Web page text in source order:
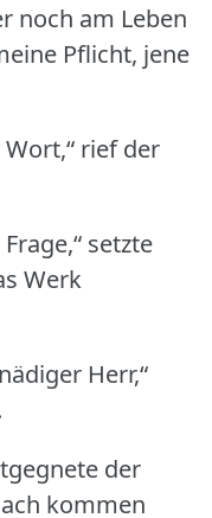
noch am Leben
Pflicht, jene
rief der
setzte
Werk
Herr,“
der
kommen